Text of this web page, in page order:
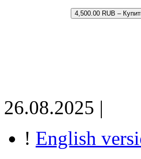
4,500.00 RUB –
26.08.2025 |
! English